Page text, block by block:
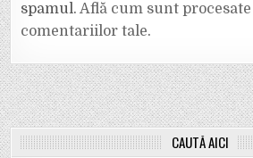
spamul.Află cum sunt procesate
comentariilor tale.
CAUTĂ AICI